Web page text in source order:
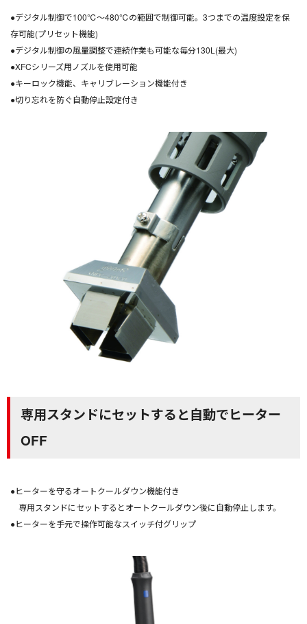
●デジタル制御で100℃～480℃の範囲で制御可能。3つまでの温度設定を保
存可能(プリセット機能)
●デジタル制御の風量調整で連続作業も可能な毎分130L(最大)
●XFCシリーズ用ノズルを使用可能
●キーロック機能、キャリブレーション機能付き
●切り忘れを防ぐ自動停止設定付き
専用スタンドにセットすると自動でヒーター
OFF
●ヒーターを守るオートクールダウン機能付き
専用スタンドにセットするとオートクールダウン後に自動停止します。
●ヒーターを手元で操作可能なスイッチ付グリップ